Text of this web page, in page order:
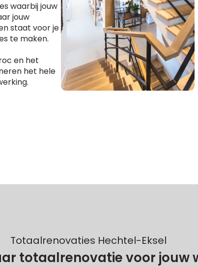
waarbij jouw
jouw
staat voor je
te maken.
en het
het hele
Totaalrenovaties Hechtel-Eksel
totaalrenovatie voor jouw